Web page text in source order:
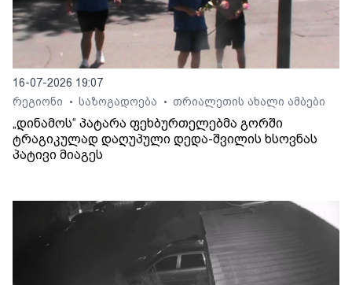
16-07-2026 19:07
რეგიონი
• საზოგადოება • თრიალეთის ახალი ამბები
„დინამოს“ პატარა ფეხბურთელებმა გორში
ტრაგიკულად დაღუპული დედა-შვილის ხსოვნას
პატივი მიაგეს